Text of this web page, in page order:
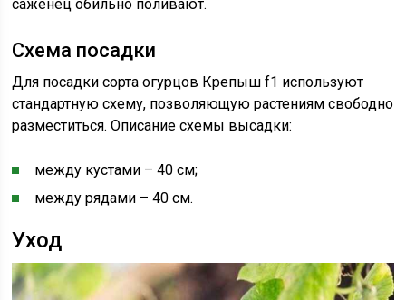
саженец обильно поливают.
Схема посадки
Для посадки сорта огурцов Крепыш f1 используют
стандартную схему, позволяющую растениям свободно
разместиться. Описание схемы высадки:
между кустами – 40 см;
между рядами – 40 см.
Уход